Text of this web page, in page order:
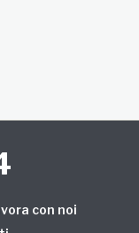
con noi